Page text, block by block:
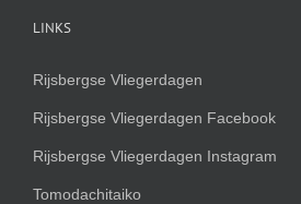
LINKS
Rijsbergse Vliegerdagen
Rijsbergse Vliegerdagen Facebook
Rijsbergse Vliegerdagen Instagram
Tomodachitaiko